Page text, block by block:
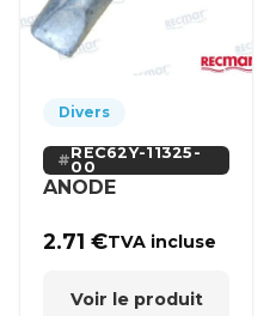
Divers
REC62Y-11325-
00
ANODE
2.71€TVA incluse
Voir le produit